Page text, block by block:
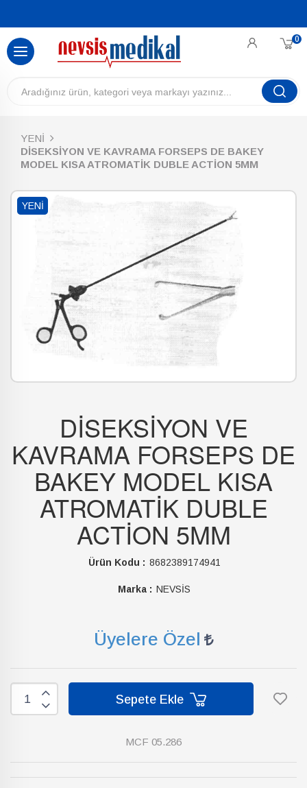
0
YENİ
DİSEKSİYON VE KAVRAMA FORSEPS DE BAKEY
MODEL KISA ATROMATİK DUBLE ACTİON 5MM
YENI
DİSEKSİYON VE
KAVRAMA FORSEPS DE
BAKEY MODEL KISA
ATROMATİK DUBLE
ACTİON 5MM
Ürün Kodu : 8682389174941
Marka : NEVSİS
Üyelere Özel
Sepete Ekle
MCF 05.286